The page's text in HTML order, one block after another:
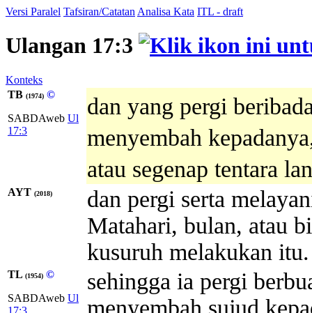
Versi Paralel Tafsiran/Catatan Analisa Kata ITL - draft
Ulangan 17:3
Konteks
TB (1974) ©
SABDAweb Ul
17:3
dan yang pergi
menyembah
atau segenap tentara
AYT (2018)
dan pergi serta
Matahari, bulan, atau
kusuruh melakukan itu.
TL (1954) ©
SABDAweb Ul
17:3
sehingga ia pergi
menyembah sujud